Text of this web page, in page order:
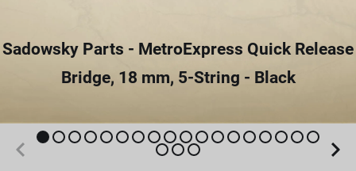
Sadowsky Parts - MetroExpress Quick Release
Bridge, 18 mm, 5-String - Black